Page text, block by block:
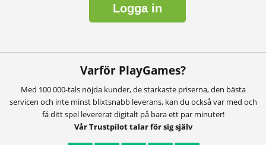
Logga in
Varför PlayGames?
Med 100 000-tals nöjda kunder, de starkaste priserna, den bästa
servicen och inte minst blixtsnabb leverans, kan du också var med och
få ditt spel levererat digitalt på bara ett par minuter!
Vår Trustpilot talar för sig själv